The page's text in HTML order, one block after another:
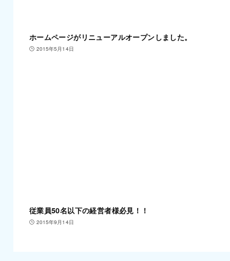
ホームページがリニューアルオープンしました。
2015年5月14日
従業員50名以下の経営者様必見！！
2015年9月14日